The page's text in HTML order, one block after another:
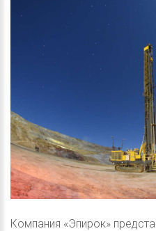
Компания «Эпирок»